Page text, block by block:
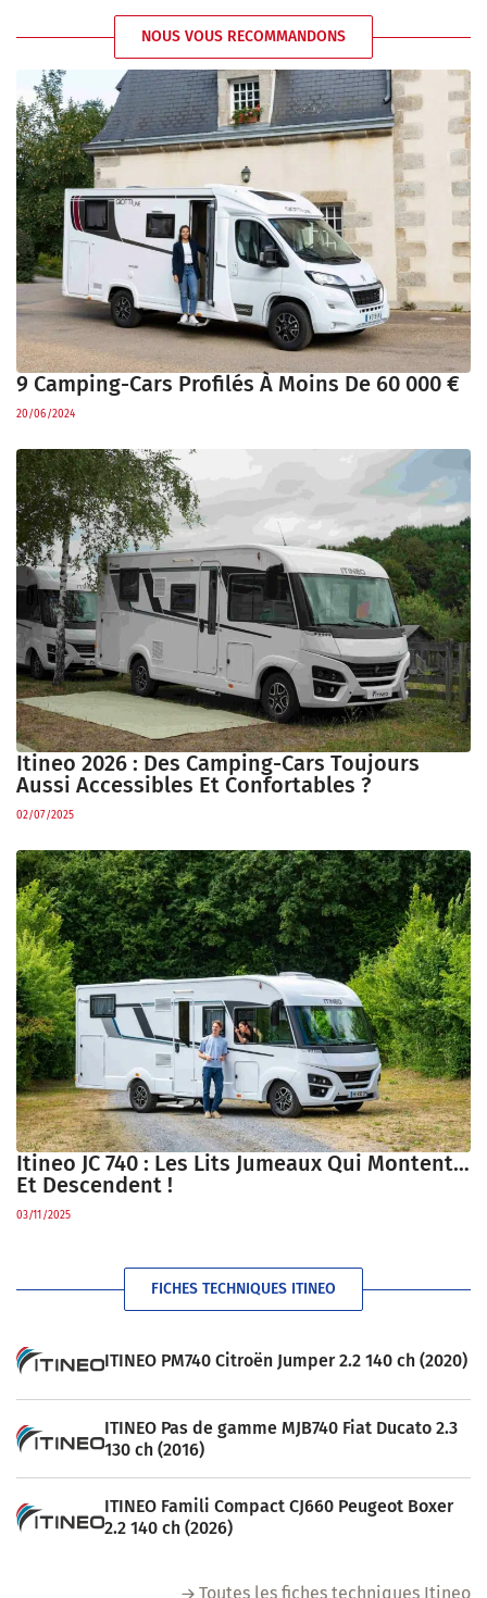
NOUS VOUS RECOMMANDONS
9 Camping-Cars Profilés À Moins De 60 000 €
20/06/2024
Itineo 2026 : Des Camping-Cars Toujours
Aussi Accessibles Et Confortables ?
02/07/2025
Itineo JC 740 : Les Lits Jumeaux Qui Montent…
Et Descendent !
03/11/2025
FICHES TECHNIQUES ITINEO
ITINEO PM740 Citroën Jumper 2.2 140 ch (2020)
ITINEO Pas de gamme MJB740 Fiat Ducato 2.3
130 ch (2016)
ITINEO Famili Compact CJ660 Peugeot Boxer
2.2 140 ch (2026)
Toutes les fiches techniques Itineo